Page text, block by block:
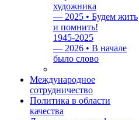
художника
— 2025 • Будем жить
и помнить!
1945-2025
— 2026 • В начале
было слово
Международное
сотрудничество
Политика в области
качества